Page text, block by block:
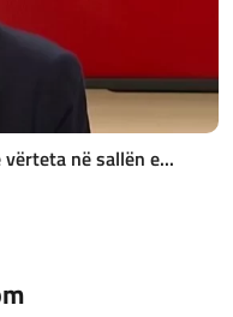
në sallën e...